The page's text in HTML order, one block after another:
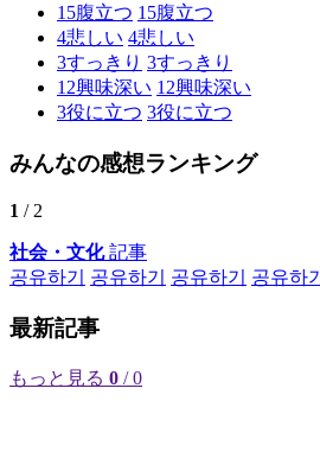
15腹立つ 15腹立つ
4悲しい 4悲しい
3すっきり 3すっきり
12興味深い 12興味深い
3役に立つ 3役に立つ
みんなの感想ランキング
1 / 2
社会・文化記事
공유하기
공유하기 공유하기 공유하기
最新記事
もっと見る 0 / 0